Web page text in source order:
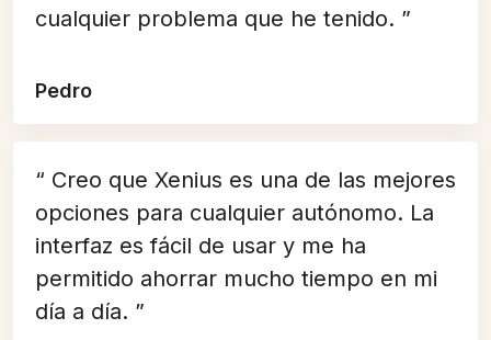
cualquier problema que he tenido. ”
Pedro
“ Creo que Xenius es una de las mejores
opciones para cualquier autónomo. La
interfaz es fácil de usar y me ha
permitido ahorrar mucho tiempo en mi
día a día. ”